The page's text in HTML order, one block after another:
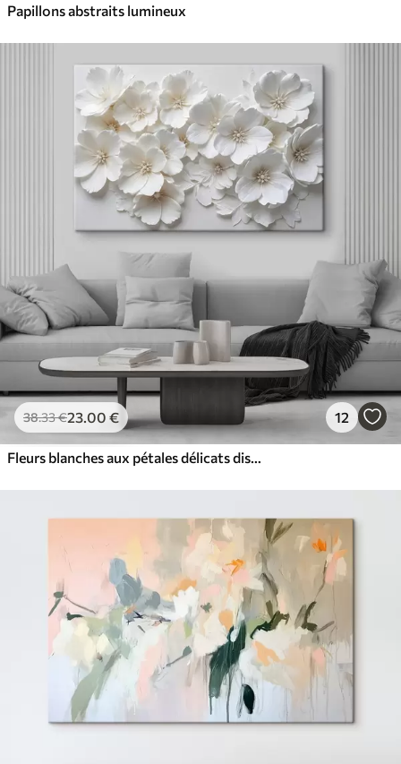
Papillons abstraits lumineux
38.33€23.00 € 12
Fleurs blanches aux pétales délicats disposées dans un joli motif floral sur un fond clair